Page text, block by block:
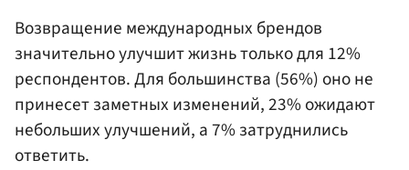
Возвращение международных брендов
значительно улучшит жизнь только для 12%
респондентов. Для большинства (56%) оно не
принесет заметных изменений, 23% ожидают
небольших улучшений, а 7% затруднились
ответить.